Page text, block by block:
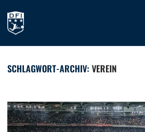
SCHLAGWORT-ARCHIV: VEREIN